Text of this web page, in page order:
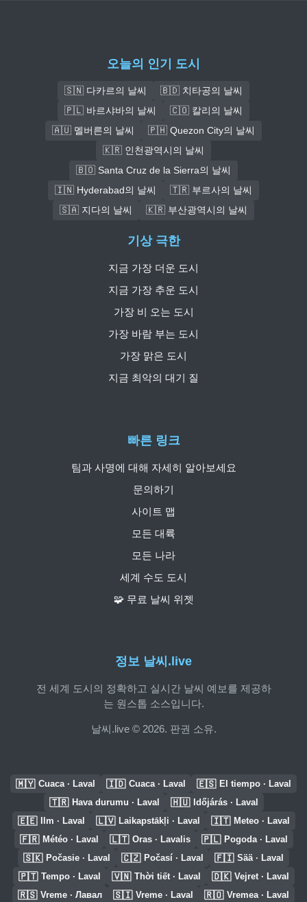
오늘의 인기 도시
🇸🇳 다카르의 날씨
🇧🇩 치타공의 날씨
🇵🇱 바르샤바의 날씨
🇨🇴 칼리의 날씨
🇦🇺 멜버른의 날씨
🇵🇭 Quezon City의 날씨
🇰🇷 인천광역시의 날씨
🇧🇴 Santa Cruz de la Sierra의 날씨
🇮🇳 Hyderabad의 날씨
🇹🇷 부르사의 날씨
🇸🇦 지다의 날씨
🇰🇷 부산광역시의 날씨
정보 날씨.live
전 세계 도시의 정확하고 실시간 날씨 예보를 제공하
는 원스톱 소스입니다.
날씨.live © 2026. 판권 소유.
빠른 링크
팀과 사명에 대해 자세히 알아보세요
문의하기
사이트 맵
모든 대륙
모든 나라
세계 수도 도시
🧩 무료 날씨 위젯
기상 극한
지금 가장 더운 도시
지금 가장 추운 도시
가장 비 오는 도시
가장 바람 부는 도시
가장 맑은 도시
지금 최악의 대기 질
🇲🇾 Cuaca · Laval 🇮🇩 Cuaca · Laval 🇪🇸 El tiempo · Laval
🇹🇷 Hava durumu · Laval 🇭🇺 Időjárás · Laval
🇪🇪 Ilm · Laval 🇱🇻 Laikapstākļi · Laval 🇮🇹 Meteo · Laval
🇫🇷 Météo · Laval 🇱🇹 Oras · Lavalis 🇵🇱 Pogoda · Laval
🇸🇰 Počasie · Laval 🇨🇿 Počasí · Laval 🇫🇮 Sää · Laval
🇵🇹 Tempo · Laval 🇻🇳 Thời tiết · Laval 🇩🇰 Vejret · Laval
🇷🇸 Vreme · Лавал 🇸🇮 Vreme · Laval 🇷🇴 Vremea · Laval